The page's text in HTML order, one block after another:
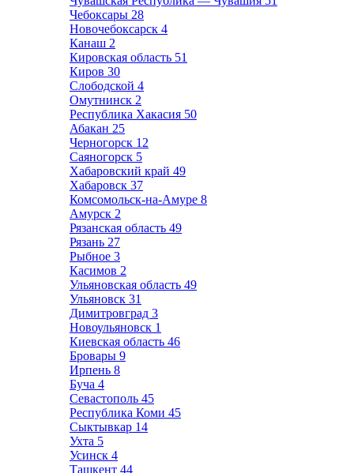
Чебоксары 28
Новочебоксарск 4
Канаш 2
Кировская область 51
Киров 30
Слободской 4
Омутнинск 2
Республика Хакасия 50
Абакан 25
Черногорск 12
Саяногорск 5
Хабаровский край 49
Хабаровск 37
Комсомольск-на-Амуре 8
Амурск 2
Рязанская область 49
Рязань 27
Рыбное 3
Касимов 2
Ульяновская область 49
Ульяновск 31
Димитровград 3
Новоульяновск 1
Киевская область 46
Бровары 9
Ирпень 8
Буча 4
Севастополь 45
Республика Коми 45
Сыктывкар 14
Ухта 5
Усинск 4
Ташкент 44